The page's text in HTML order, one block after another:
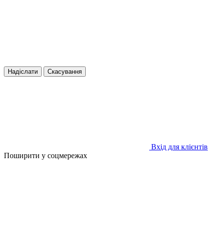
Надіслати Скасування
Вхід для клієнтів
Поширити у соцмережах